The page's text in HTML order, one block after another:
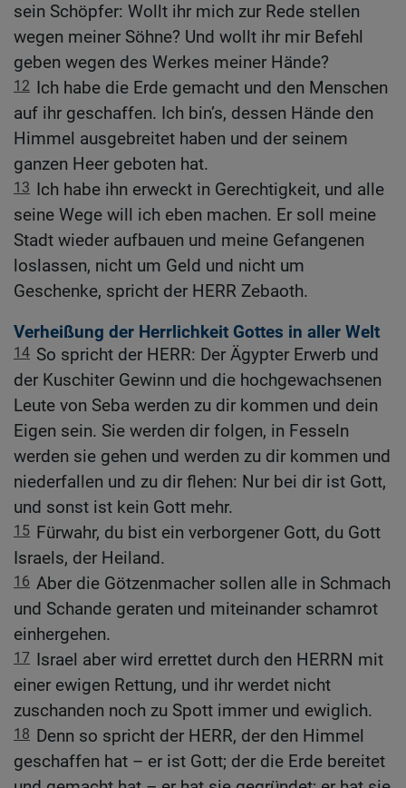
sein Schöpfer: Wollt ihr mich zur Rede stellen
wegen meiner Söhne? Und wollt ihr mir Befehl
geben wegen des Werkes meiner Hände?
12 Ich habe die Erde gemacht und den Menschen
auf ihr geschaffen. Ich bin’s, dessen Hände den
Himmel ausgebreitet haben und der seinem
ganzen Heer geboten hat.
13 Ich habe ihn erweckt in Gerechtigkeit, und alle
seine Wege will ich eben machen. Er soll meine
Stadt wieder aufbauen und meine Gefangenen
loslassen, nicht um Geld und nicht um
Geschenke, spricht der HERR Zebaoth.
Verheißung der Herrlichkeit Gottes in aller Welt
14 So spricht der HERR: Der Ägypter Erwerb und
der Kuschiter Gewinn und die hochgewachsenen
Leute von Seba werden zu dir kommen und dein
Eigen sein. Sie werden dir folgen, in Fesseln
werden sie gehen und werden zu dir kommen und
niederfallen und zu dir flehen: Nur bei dir ist Gott,
und sonst ist kein Gott mehr.
15 Fürwahr, du bist ein verborgener Gott, du Gott
Israels, der Heiland.
16 Aber die Götzenmacher sollen alle in Schmach
und Schande geraten und miteinander schamrot
einhergehen.
17 Israel aber wird errettet durch den HERRN mit
einer ewigen Rettung, und ihr werdet nicht
zuschanden noch zu Spott immer und ewiglich.
18 Denn so spricht der HERR, der den Himmel
geschaffen hat – er ist Gott; der die Erde bereitet